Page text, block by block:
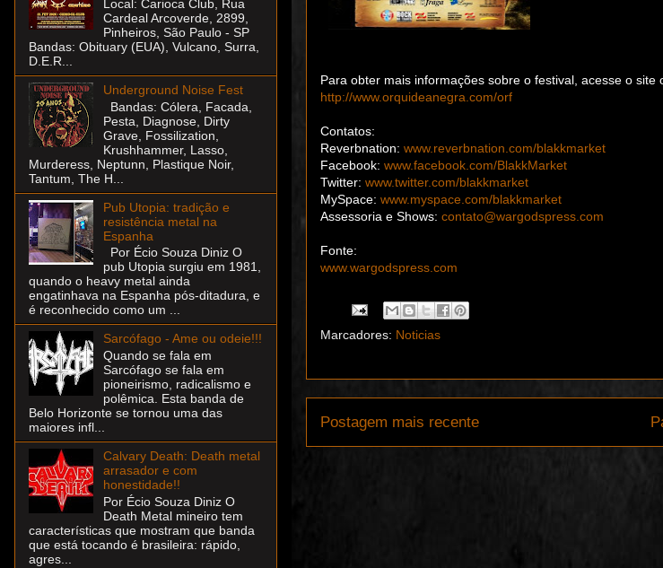
Para obter mais informações sobre o festival, acesse o site
http://www.orquideanegra.com/orf
Contatos:
Reverbnation: www.reverbnation.com/blakkmarket
Facebook: www.facebook.com/BlakkMarket
Twitter: www.twitter.com/blakkmarket
MySpace: www.myspace.com/blakkmarket
Assessoria e Shows: contato@wargodspress.com
Fonte:
www.wargodspress.com
Marcadores: Noticias
Postagem mais recente
Local: Carioca Club, Rua
Cardeal Arcoverde, 2899,
Pinheiros, São Paulo - SP
Bandas: Obituary (EUA), Vulcano, Surra,
D.E.R...
Underground Noise Fest
Bandas: Cólera, Facada,
Pesta, Diagnose, Dirty
Grave, Fossilization,
Krushhammer, Lasso,
Murderess, Neptunn, Plastique Noir,
Tantum, The H...
Pub Utopia: tradição e
resistência metal na
Espanha
Por Écio Souza Diniz O
pub Utopia surgiu em 1981,
quando o heavy metal ainda
engatinhava na Espanha pós-ditadura, e
é reconhecido como um ...
Sarcófago - Ame ou odeie!!!
Quando se fala em
Sarcófago se fala em
pioneirismo, radicalismo e
polêmica. Esta banda de
Belo Horizonte se tornou uma das
maiores infl...
Calvary Death: Death metal
arrasador e com
honestidade!!
Por Écio Souza Diniz O
Death Metal mineiro tem
características que mostram que banda
que está tocando é brasileira: rápido,
agres...